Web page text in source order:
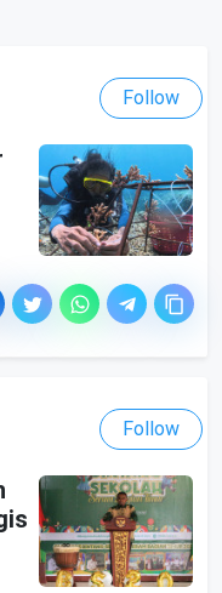
Follow
Follow